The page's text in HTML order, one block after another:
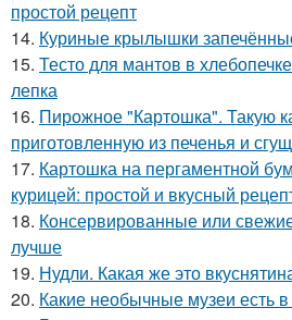
простой рецепт
14. Куриные крылышки
15. Тесто для мантов в
лепка
16. Пирожное "Картошка". Такую
приготовленную из печенья и
17. Картошка на пергаментной
курицей: простой и вкусный
18. Консервированные или
лучше
19. Нудли. Какая же это
20. Какие необычные музеи есть